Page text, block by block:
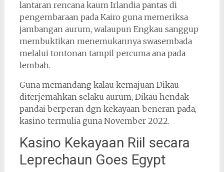
lantaran rencana kaum Irlandia pantas di
pengembaraan pada Kairo guna memeriksa
jambangan aurum, walaupun Engkau sanggup
membuktikan menemukannya swasembada
melalui tontonan tampil percuma ana pada
lembah.
Guna memandang kalau kemajuan Dikau
diterjemahkan selaku aurum, Dikau hendak
pandai berperan dgn kekayaan beneran pada,
kasino termulia guna November 2022.
Kasino Kekayaan Riil secara
Leprechaun Goes Egypt